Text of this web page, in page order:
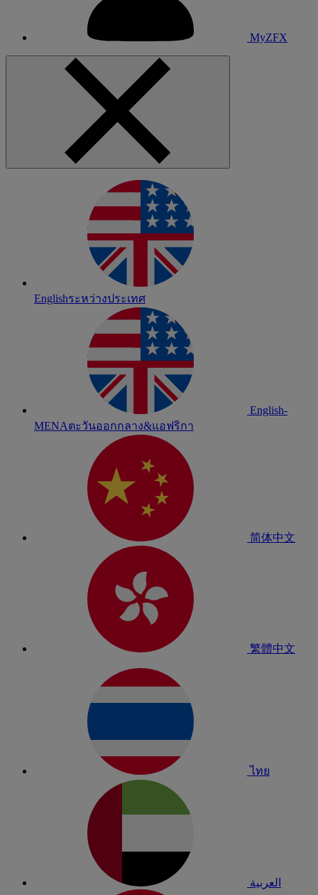
MyZFX
Englishระหว่างประเทศ
English-
MENAตะวันออกกลาง&แอฟริกา
简体中文
繁體中文
ไทย
العربية